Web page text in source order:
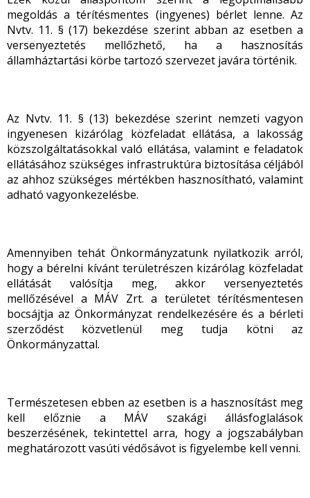
megoldás a térítésmentes (ingyenes) bérlet lenne. Az
Nvtv. 11. § (17) bekezdése szerint abban az esetben a
versenyeztetés mellőzhető, ha a hasznosítás
államháztartási körbe tartozó szervezet javára történik.
Az Nvtv. 11. § (13) bekezdése szerint nemzeti vagyon
ingyenesen kizárólag közfeladat ellátása, a lakosság
közszolgáltatásokkal való ellátása, valamint e feladatok
ellátásához szükséges infrastruktúra biztosítása céljából
az ahhoz szükséges mértékben hasznosítható, valamint
adható vagyonkezelésbe.
Amennyiben tehát Önkormányzatunk nyilatkozik arról,
hogy a bérelni kívánt területrészen kizárólag közfeladat
ellátását valósítja meg, akkor versenyeztetés
mellőzésével a MÁV Zrt. a területet térítésmentesen
bocsájtja az Önkormányzat rendelkezésére és a bérleti
szerződést közvetlenül meg tudja kötni az
Önkormányzattal.
Természetesen ebben az esetben is a hasznosítást meg
kell előznie a MÁV szakági állásfoglalások
beszerzésének, tekintettel arra, hogy a jogszabályban
meghatározott vasúti védősávot is figyelembe kell venni.